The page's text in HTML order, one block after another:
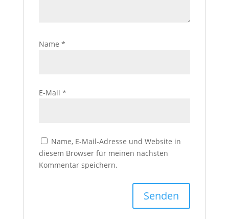
Name *
E-Mail *
Name, E-Mail-Adresse und Website in
diesem Browser für meinen nächsten
Kommentar speichern.